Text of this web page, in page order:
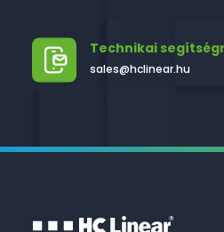
Technikai
sales@hclinear.hu